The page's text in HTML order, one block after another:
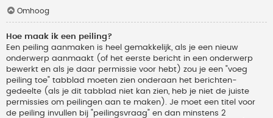
Omhoog
Hoe maak ik een peiling?
Een peiling aanmaken is heel gemakkelijk, als je een nieuw
onderwerp aanmaakt (of het eerste bericht in een onderwerp
bewerkt en als je daar permissie voor hebt) zou je een "voeg
peiling toe" tabblad moeten zien onderaan het berichten-
gedeelte (als je dit tabblad niet kan zien, heb je niet de juiste
permissies om peilingen aan te maken). Je moet een titel voor
de peiling invullen bij "peilingsvraag" en dan minstens 2